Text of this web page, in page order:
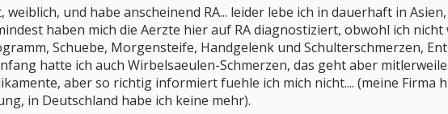
weiblich, und habe anscheinend RA... leider lebe ich in dauerhaft in
haben mich die Aerzte hier auf RA diagnostiziert, obwohl ich
Schuebe, Morgensteife, Handgelenk und Schulterschmerzen,
hatte ich auch Wirbelsaeulen-Schmerzen, das geht aber
aber so richtig informiert fuehle ich mich nicht.... (meine Firma
in Deutschland habe ich keine mehr).